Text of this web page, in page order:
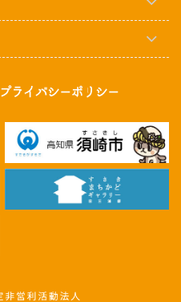
プライバシーポリシー